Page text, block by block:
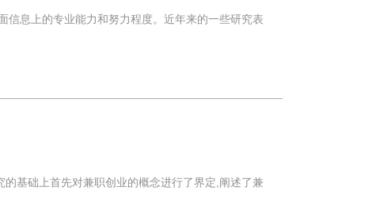
信息上的专业能力和努力程度。近年来的一些研究表
基础上首先对兼职创业的概念进行了界定,阐述了兼